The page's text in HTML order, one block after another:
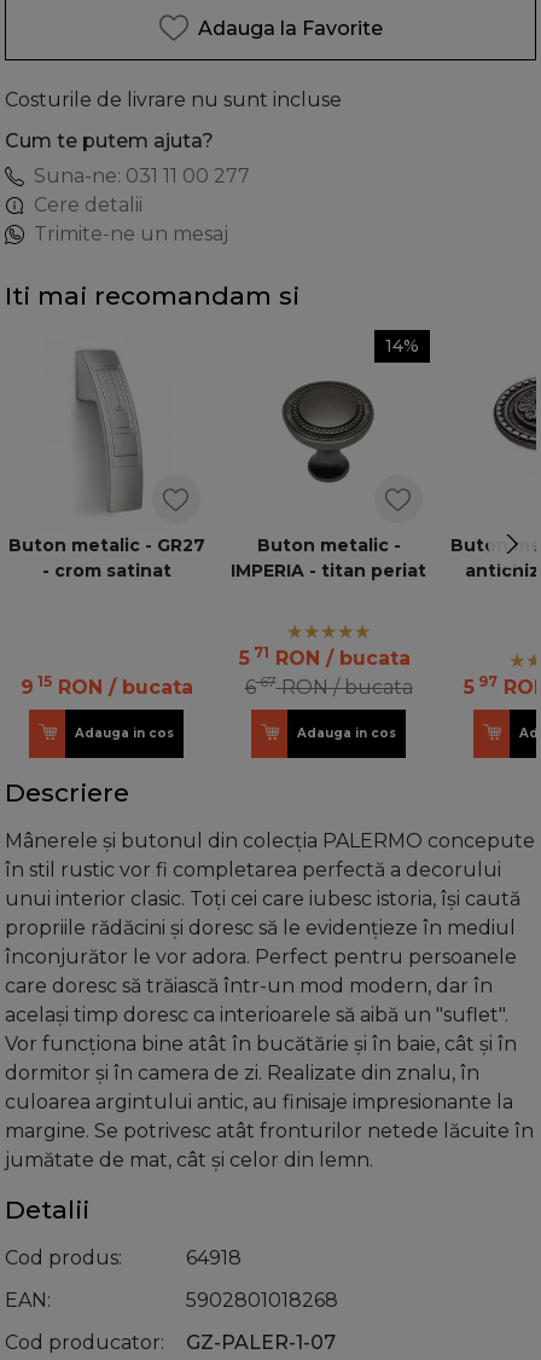
Adauga la Favorite
Costurile de livrare nu sunt incluse
Cum te putem ajuta?
Suna-ne: 031 11 00 277
Cere detalii
Trimite-ne un mesaj
Iti mai recomandam si
Buton metalic - GR27
- crom satinat
9 15 RON / bucata
Adauga in cos
14%
Buton metalic -
IMPERIA - titan periat
5 71 RON / bucata
667 RON / bucata
Adauga in cos
Buton
5 97
Descriere
Mânerele și butonul din colecția PALERMO concepute
în stil rustic vor fi completarea perfectă a decorului
unui interior clasic. Toți cei care iubesc istoria, își caută
propriile rădăcini și doresc să le evidențieze în mediul
înconjurător le vor adora. Perfect pentru persoanele
care doresc să trăiască într-un mod modern, dar în
același timp doresc ca interioarele să aibă un "suflet".
Vor funcționa bine atât în bucătărie și în baie, cât și în
dormitor și în camera de zi. Realizate din znalu, în
culoarea argintului antic, au finisaje impresionante la
margine. Se potrivesc atât fronturilor netede lăcuite în
jumătate de mat, cât și celor din lemn.
Detalii
Cod produs
64918
EAN
5902801018268
Cod producator
GZ-PALER-1-07